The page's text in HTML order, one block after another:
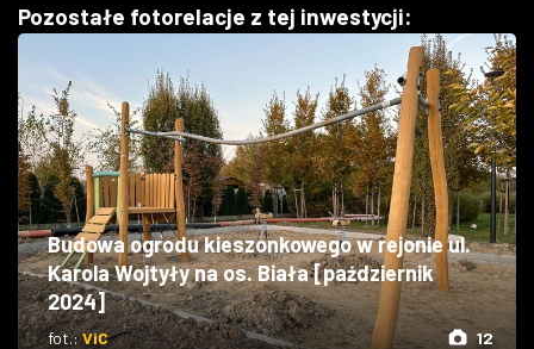
Pozostałe fotorelacje z tej inwestycji:
Budowa ogrodu kieszonkowego w rejonie ul.
Karola Wojtyły na os. Biała [październik
2024]
fot.:ViC 12